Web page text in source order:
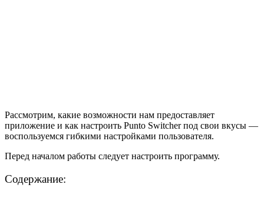
Рассмотрим, какие возможности нам предоставляет
приложение и как настроить Punto Switcher под свои вкусы —
воспользуемся гибкими настройками пользователя.
Перед началом работы следует настроить программу.
Содержание: